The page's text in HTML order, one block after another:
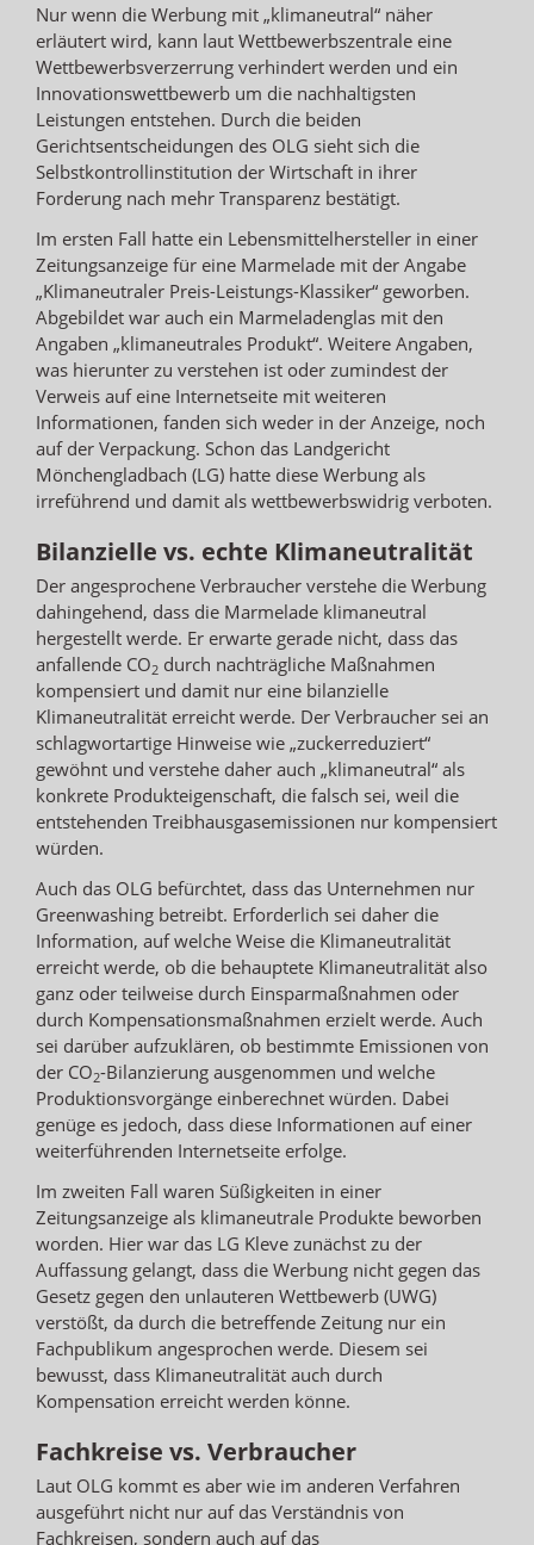
Nur wenn die Werbung mit „klimaneutral“ näher
erläutert wird, kann laut Wettbewerbszentrale eine
Wettbewerbsverzerrung verhindert werden und ein
Innovationswettbewerb um die nachhaltigsten
Leistungen entstehen. Durch die beiden
Gerichtsentscheidungen des OLG sieht sich die
Selbstkontrollinstitution der Wirtschaft in ihrer
Forderung nach mehr Transparenz bestätigt.
Im ersten Fall hatte ein Lebensmittelhersteller in einer
Zeitungsanzeige für eine Marmelade mit der Angabe
„Klimaneutraler Preis-Leistungs-Klassiker“ geworben.
Abgebildet war auch ein Marmeladenglas mit den
Angaben „klimaneutrales Produkt“. Weitere Angaben,
was hierunter zu verstehen ist oder zumindest der
Verweis auf eine Internetseite mit weiteren
Informationen, fanden sich weder in der Anzeige, noch
auf der Verpackung. Schon das Landgericht
Mönchengladbach (LG) hatte diese Werbung als
irreführend und damit als wettbewerbswidrig verboten.
Bilanzielle vs. echte Klimaneutralität
Der angesprochene Verbraucher verstehe die Werbung
dahingehend, dass die Marmelade klimaneutral
hergestellt werde. Er erwarte gerade nicht, dass das
anfallende CO2 durch nachträgliche Maßnahmen
kompensiert und damit nur eine bilanzielle
Klimaneutralität erreicht werde. Der Verbraucher sei an
schlagwortartige Hinweise wie „zuckerreduziert“
gewöhnt und verstehe daher auch „klimaneutral“ als
konkrete Produkteigenschaft, die falsch sei, weil die
entstehenden Treibhausgasemissionen nur kompensiert
würden.
Auch das OLG befürchtet, dass das Unternehmen nur
Greenwashing betreibt. Erforderlich sei daher die
Information, auf welche Weise die Klimaneutralität
erreicht werde, ob die behauptete Klimaneutralität also
ganz oder teilweise durch Einsparmaßnahmen oder
durch Kompensationsmaßnahmen erzielt werde. Auch
sei darüber aufzuklären, ob bestimmte Emissionen von
der CO2-Bilanzierung ausgenommen und welche
Produktionsvorgänge einberechnet würden. Dabei
genüge es jedoch, dass diese Informationen auf einer
weiterführenden Internetseite erfolge.
Im zweiten Fall waren Süßigkeiten in einer
Zeitungsanzeige als klimaneutrale Produkte beworben
worden. Hier war das LG Kleve zunächst zu der
Auffassung gelangt, dass die Werbung nicht gegen das
Gesetz gegen den unlauteren Wettbewerb (UWG)
verstößt, da durch die betreffende Zeitung nur ein
Fachpublikum angesprochen werde. Diesem sei
bewusst, dass Klimaneutralität auch durch
Kompensation erreicht werden könne.
Fachkreise vs. Verbraucher
Laut OLG kommt es aber wie im anderen Verfahren
ausgeführt nicht nur auf das Verständnis von
Fachkreisen, sondern auch auf das